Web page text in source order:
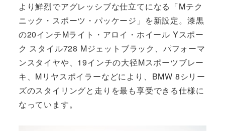
より鮮烈でアグレッシブな仕立てになる「Mテク
ニック・スポーツ・パッケージ」を新設定。漆黒
の20インチMライト・アロイ・ホイール Yスポー
ク スタイル728 Mジェットブラック、パフォーマ
ンスタイヤや、19インチの大径Mスポーツブレー
キ、Mリヤスポイラーなどにより、BMW 8シリー
ズのスタイリングと走りを最も享受できる仕様に
なっています。